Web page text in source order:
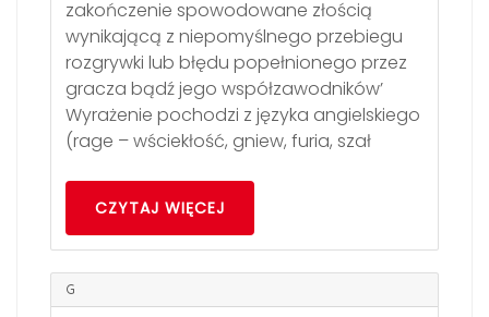
zakończenie spowodowane złością
wynikającą z niepomyślnego przebiegu
rozgrywki lub błędu popełnionego przez
gracza bądź jego współzawodników’
Wyrażenie pochodzi z języka angielskiego
(rage – wściekłość, gniew, furia, szał
CZYTAJ WIĘCEJ
G